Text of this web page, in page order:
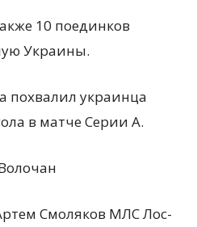
10 поединков
Украины.
похвалил украинца
в матче Серии А.
Смоляков МЛС Лос-